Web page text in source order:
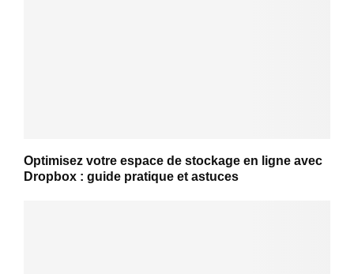
Optimisez votre espace de stockage en ligne avec
Dropbox : guide pratique et astuces